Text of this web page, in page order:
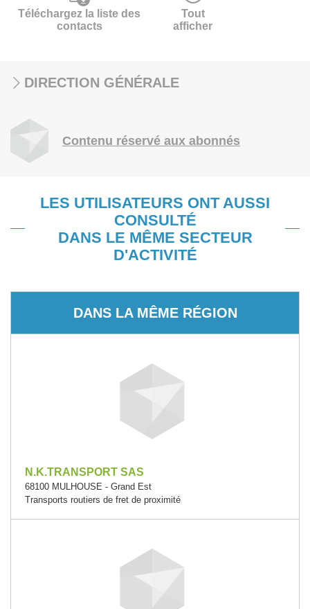
Téléchargez la liste des
contacts
Tout
afficher
DIRECTION GÉNÉRALE
Contenu réservé aux abonnés
LES UTILISATEURS ONT AUSSI
CONSULTÉ
DANS LE MÊME SECTEUR
D'ACTIVITÉ
DANS LA MÊME RÉGION
N.K.TRANSPORT SAS
68100 MULHOUSE - Grand Est
Transports routiers de fret de proximité